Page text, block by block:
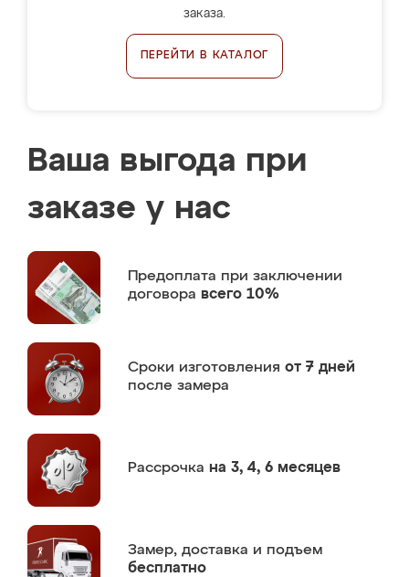
заказа.
ПЕРЕЙТИ В КАТАЛОГ
Ваша выгода при
заказе у нас
Предоплата при заключении
договора всего 10%
Сроки изготовления от 7 дней
после замера
Рассрочка на 3, 4, 6 месяцев
Замер, доставка и подъем
бесплатно